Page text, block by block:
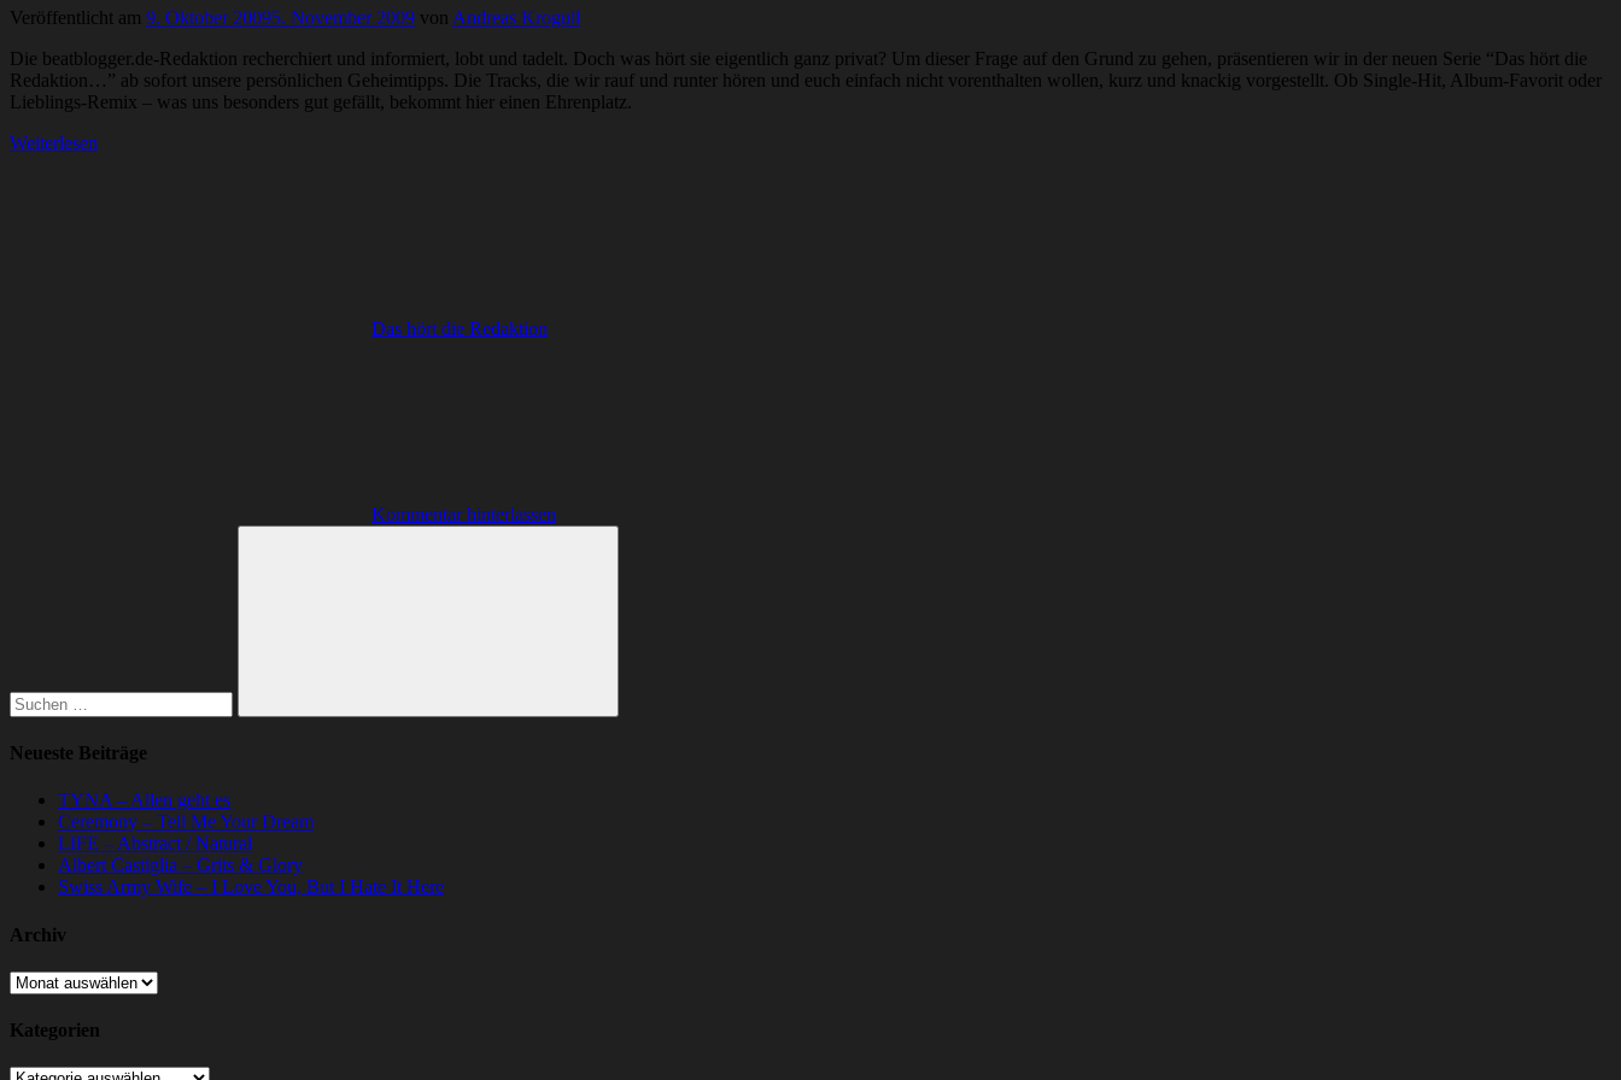
Veröffentlicht am 9. Oktober 20095. November 2009 von Andreas Krogull
Die beatblogger.de-Redaktion recherchiert und informiert, lobt und tadelt. Doch was hört sie eigentlich ganz privat? Um dieser Frage auf den Grund zu gehen, präsentieren wir in der neuen Serie “Das hört die
Redaktion…” ab sofort unsere persönlichen Geheimtipps. Die Tracks, die wir rauf und runter hören und euch einfach nicht vorenthalten wollen, kurz und knackig vorgestellt. Ob Single-Hit, Album-Favorit oder
Lieblings-Remix – was uns besonders gut gefällt, bekommt hier einen Ehrenplatz.
Weiterlesen
Das hört die Redaktion
Kommentar hinterlassen
Suchen
Neueste Beiträge
TYNA – Allen geht es
Ceremony – Tell Me Your Dream
LIFE – Abstract / Natural
Albert Castiglia – Grits & Glory
Swiss Army Wife – I Love You, But I Hate It Here
Archiv
Archiv
Kategorien